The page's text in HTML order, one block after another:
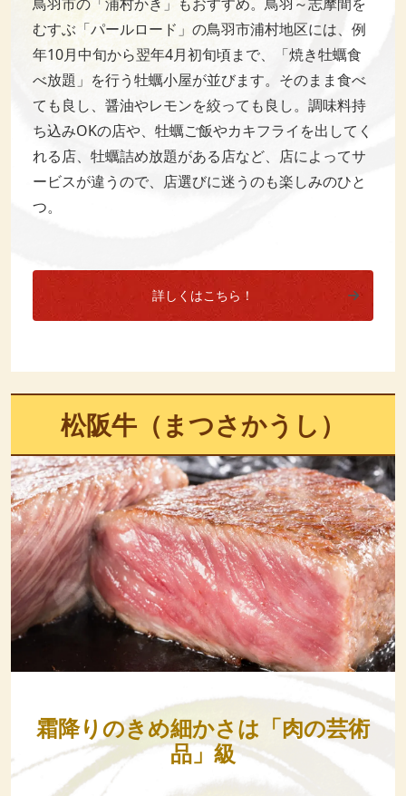
むすぶ「パールロード」の鳥羽市浦村地区には、例
年10月中旬から翌年4月初旬頃まで、「焼き牡蠣食
べ放題」を行う牡蠣小屋が並びます。そのまま食べ
ても良し、醤油やレモンを絞っても良し。調味料持
ち込みOKの店や、牡蠣ご飯やカキフライを出してく
れる店、牡蠣詰め放題がある店など、店によってサ
ービスが違うので、店選びに迷うのも楽しみのひと
つ。
詳しくはこちら！
松阪牛（まつさかうし）
霜降りのきめ細かさは「肉の芸術
品」級